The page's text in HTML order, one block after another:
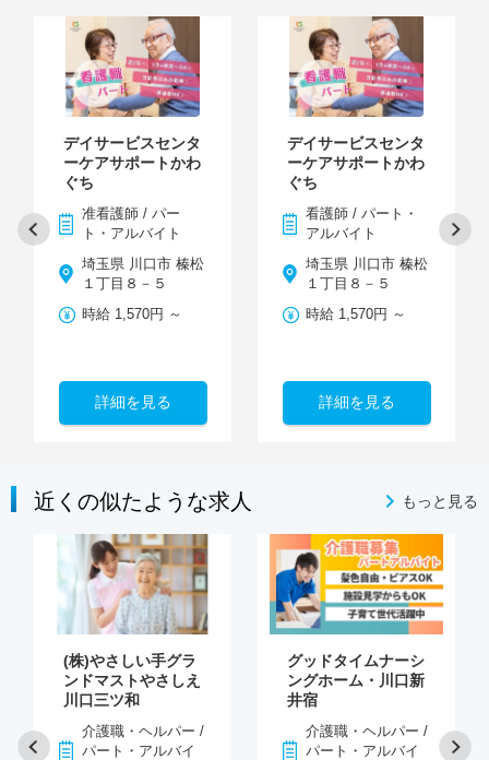
デイサービスセンタ
ーケアサポートかわ
ぐち
准看護師 / パー
ト・アルバイト
埼玉県 川口市 榛松
１丁目８－５
時給 1,570円 ～
詳細を見る
デイサービスセンタ
ーケアサポートかわ
ぐち
看護師 / パート・
アルバイト
埼玉県 川口市 榛松
１丁目８－５
時給 1,570円 ～
詳細を見る
近くの似たような求人 もっと見る
(株)やさしい手グラ
ンドマストやさしえ
川口三ツ和
介護職・ヘルパー /
パート・アルバイ
グッドタイムナーシ
ングホーム・川口新
井宿
介護職・ヘルパー /
パート・アルバイ